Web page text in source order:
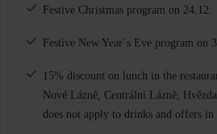
Festive Christmas program on 24.12.
Festive New Year´s Eve program on
15% discount on lunch in the
Nové Lázně, Centrální Lázně,
does not apply to drinks and offers